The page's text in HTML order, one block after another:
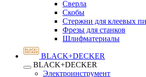
Сверла
Скобы
Стержни для клеевых
Фрезы для станков
Шлифматериалы
BLACK+DECKER
BLACK+DECKER
Электроинструмент